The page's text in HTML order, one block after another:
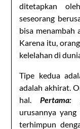
ditetapkan
seseorang
bisa menambah
Karena itu,
kelelahan di
Tipe kedua
adalah akhirat.
hal.Pertama:
urusannya
terhimpun